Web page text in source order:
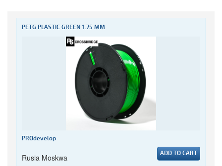
PETG PLASTIC GREEN 1.75 MM
PROdevelop
Rusia Moskwa ADD TO CART